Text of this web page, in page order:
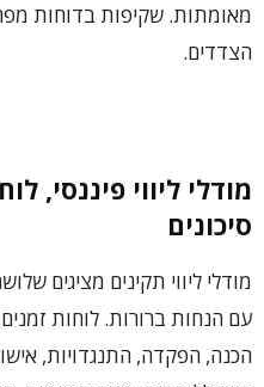
מאומתות. שקיפות בדוחות
הצדדים.
מודלי ליווי פיננסי,
סיכונים
מודלי ליווי תקינים מציגים
עם הנחות ברורות. לוחות
הכנה, הפקדה, התנגדויות,